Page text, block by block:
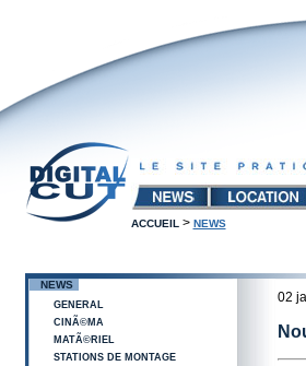
ACCUEIL> NEWS
NEWS
GENERAL
CINÃ©MA
MATÃ©RIEL
STATIONS DE MONTAGE
02